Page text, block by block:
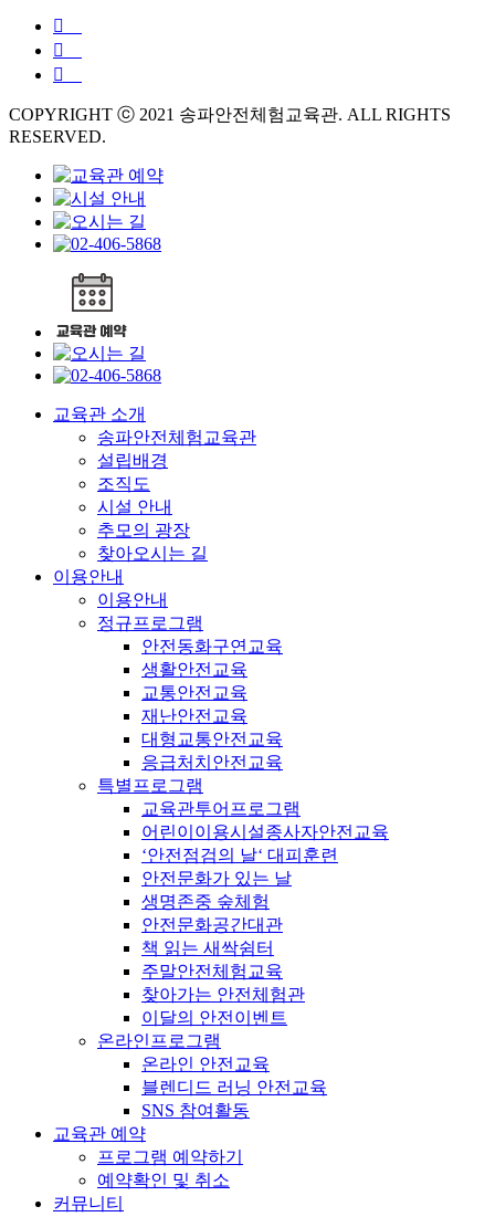
COPYRIGHT ⓒ 2021 송파안전체험교육관. ALL RIGHTS
RESERVED.
교육관 소개
송파안전체험교육관
설립배경
조직도
시설 안내
추모의 광장
찾아오시는 길
이용안내
이용안내
정규프로그램
안전동화구연교육
생활안전교육
교통안전교육
재난안전교육
대형교통안전교육
응급처치안전교육
특별프로그램
교육관투어프로그램
어린이이용시설종사자안전교육
‘안전점검의 날‘ 대피훈련
안전문화가 있는 날
생명존중 숲체험
안전문화공간대관
책 읽는 새싹쉼터
주말안전체험교육
찾아가는 안전체험관
이달의 안전이벤트
온라인프로그램
온라인 안전교육
블렌디드 러닝 안전교육
SNS 참여활동
교육관 예약
프로그램 예약하기
예약확인 및 취소
커뮤니티